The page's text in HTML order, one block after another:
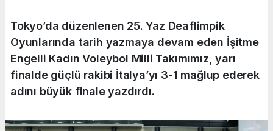
Tokyo’da düzenlenen 25. Yaz Deaflimpik
Oyunlarında tarih yazmaya devam eden İşitme
Engelli Kadın Voleybol Milli Takımımız, yarı
finalde güçlü rakibi İtalya’yı 3-1 mağlup ederek
adını büyük finale yazdırdı.